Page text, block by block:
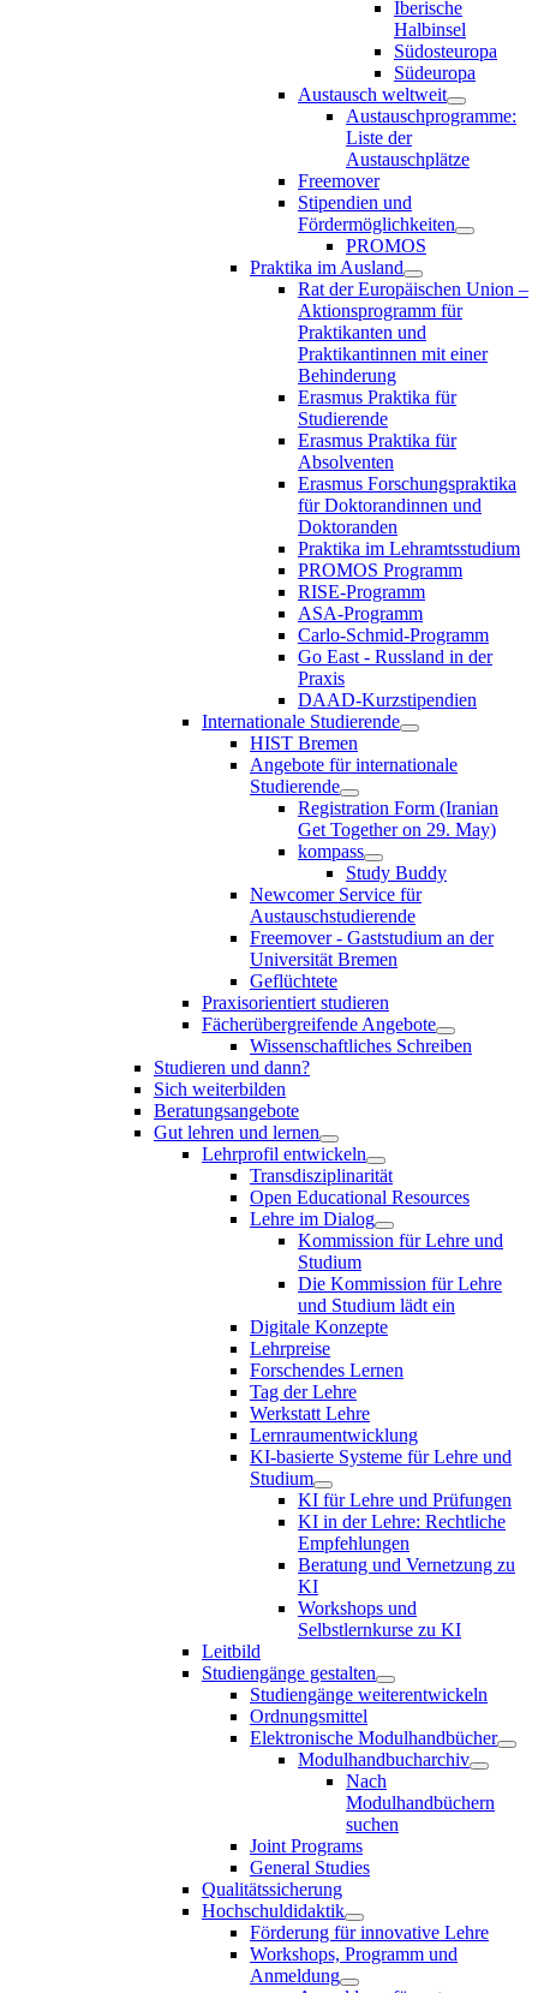
Iberische
Halbinsel
Südosteuropa
Südeuropa
Austausch weltweit
Austauschprogramme:
Liste der
Austauschplätze
Freemover
Stipendien und
Fördermöglichkeiten
PROMOS
Praktika im Ausland
Rat der Europäischen Union –
Aktionsprogramm für
Praktikanten und
Praktikantinnen mit einer
Behinderung
Erasmus Praktika für
Studierende
Erasmus Praktika für
Absolventen
Erasmus Forschungspraktika
für Doktorandinnen und
Doktoranden
Praktika im Lehramtsstudium
PROMOS Programm
RISE-Programm
ASA-Programm
Carlo-Schmid-Programm
Go East - Russland in der
Praxis
DAAD-Kurzstipendien
Internationale Studierende
HIST Bremen
Angebote für internationale
Studierende
Registration Form (Iranian
Get Together on 29. May)
kompass
Study Buddy
Newcomer Service für
Austauschstudierende
Freemover - Gaststudium an der
Universität Bremen
Geflüchtete
Praxisorientiert studieren
Fächerübergreifende Angebote
Wissenschaftliches Schreiben
Studieren und dann?
Sich weiterbilden
Beratungsangebote
Gut lehren und lernen
Lehrprofil entwickeln
Transdisziplinarität
Open Educational Resources
Lehre im Dialog
Kommission für Lehre und
Studium
Die Kommission für Lehre
und Studium lädt ein
Digitale Konzepte
Lehrpreise
Forschendes Lernen
Tag der Lehre
Werkstatt Lehre
Lernraumentwicklung
KI-basierte Systeme für Lehre und
Studium
KI für Lehre und Prüfungen
KI in der Lehre: Rechtliche
Empfehlungen
Beratung und Vernetzung zu
KI
Workshops und
Selbstlernkurse zu KI
Leitbild
Studiengänge gestalten
Studiengänge weiterentwickeln
Ordnungsmittel
Elektronische Modulhandbücher
Modulhandbucharchiv
Nach
Modulhandbüchern
suchen
Joint Programs
General Studies
Qualitätssicherung
Hochschuldidaktik
Förderung für innovative Lehre
Workshops, Programm und
Anmeldung